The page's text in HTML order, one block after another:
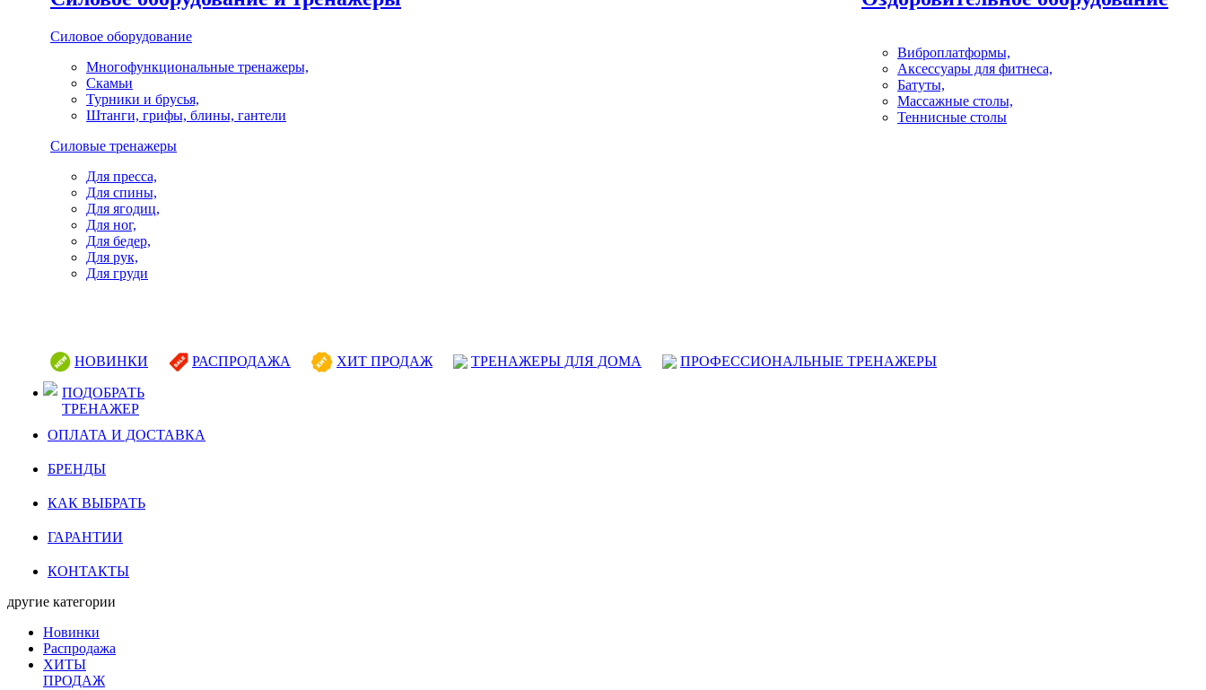
Силовое оборудование
Многофункциональные тренажеры,
Скамьи
Турники и брусья,
Штанги, грифы, блины, гантели
Силовые тренажеры
Для пресса,
Для спины,
Для ягодиц,
Для ног,
Для бедер,
Для рук,
Для груди
Виброплатформы,
Аксессуары для фитнеса,
Батуты,
Массажные столы,
Теннисные столы
НОВИНКИ РАСПРОДАЖА ХИТ ПРОДАЖ ТРЕНАЖЕРЫ ДЛЯ ДОМА ПРОФЕССИОНАЛЬНЫЕ ТРЕНАЖЕРЫ
ПОДОБРАТЬ
ТРЕНАЖЕР
ОПЛАТА И ДОСТАВКА
БРЕНДЫ
КАК ВЫБРАТЬ
ГАРАНТИИ
КОНТАКТЫ
другие категории
Новинки
Распродажа
ХИТЫ
ПРОДАЖ